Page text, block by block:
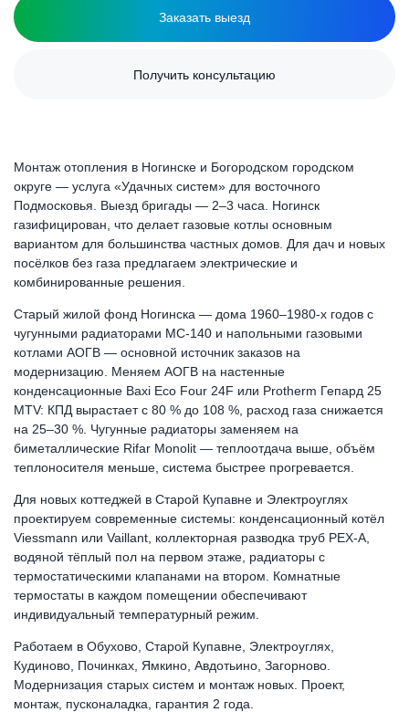
Заказать выезд
Получить консультацию
Монтаж отопления в Ногинске и Богородском городском
округе — услуга «Удачных систем» для восточного
Подмосковья. Выезд бригады — 2–3 часа. Ногинск
газифицирован, что делает газовые котлы основным
вариантом для большинства частных домов. Для дач и новых
посёлков без газа предлагаем электрические и
комбинированные решения.
Старый жилой фонд Ногинска — дома 1960–1980-х годов с
чугунными радиаторами МС-140 и напольными газовыми
котлами АОГВ — основной источник заказов на
модернизацию. Меняем АОГВ на настенные
конденсационные Baxi Eco Four 24F или Protherm Гепард 25
MTV: КПД вырастает с 80 % до 108 %, расход газа снижается
на 25–30 %. Чугунные радиаторы заменяем на
биметаллические Rifar Monolit — теплоотдача выше, объём
теплоносителя меньше, система быстрее прогревается.
Для новых коттеджей в Старой Купавне и Электроуглях
проектируем современные системы: конденсационный котёл
Viessmann или Vaillant, коллекторная разводка труб PEX-A,
водяной тёплый пол на первом этаже, радиаторы с
термостатическими клапанами на втором. Комнатные
термостаты в каждом помещении обеспечивают
индивидуальный температурный режим.
Работаем в Обухово, Старой Купавне, Электроуглях,
Кудиново, Починках, Ямкино, Авдотьино, Загорново.
Модернизация старых систем и монтаж новых. Проект,
монтаж, пусконаладка, гарантия 2 года.